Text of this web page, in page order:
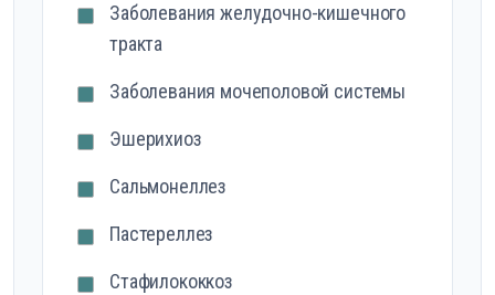
Заболевания желудочно-кишечного
тракта
Заболевания мочеполовой системы
Эшерихиоз
Сальмонеллез
Пастереллез
Стафилококкоз